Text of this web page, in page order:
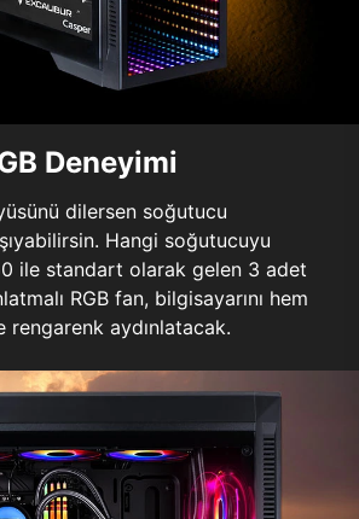
Deneyimi
dilersen soğutucu
Hangi soğutucuyu
ile standart olarak gelen 3 adet
RGB fan, bilgisayarını hem
rengarenk aydınlatacak.